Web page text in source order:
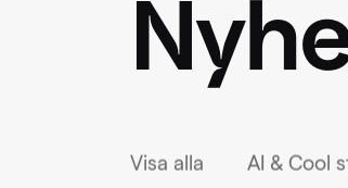
label-article-type:
Visa alla AI & Cool